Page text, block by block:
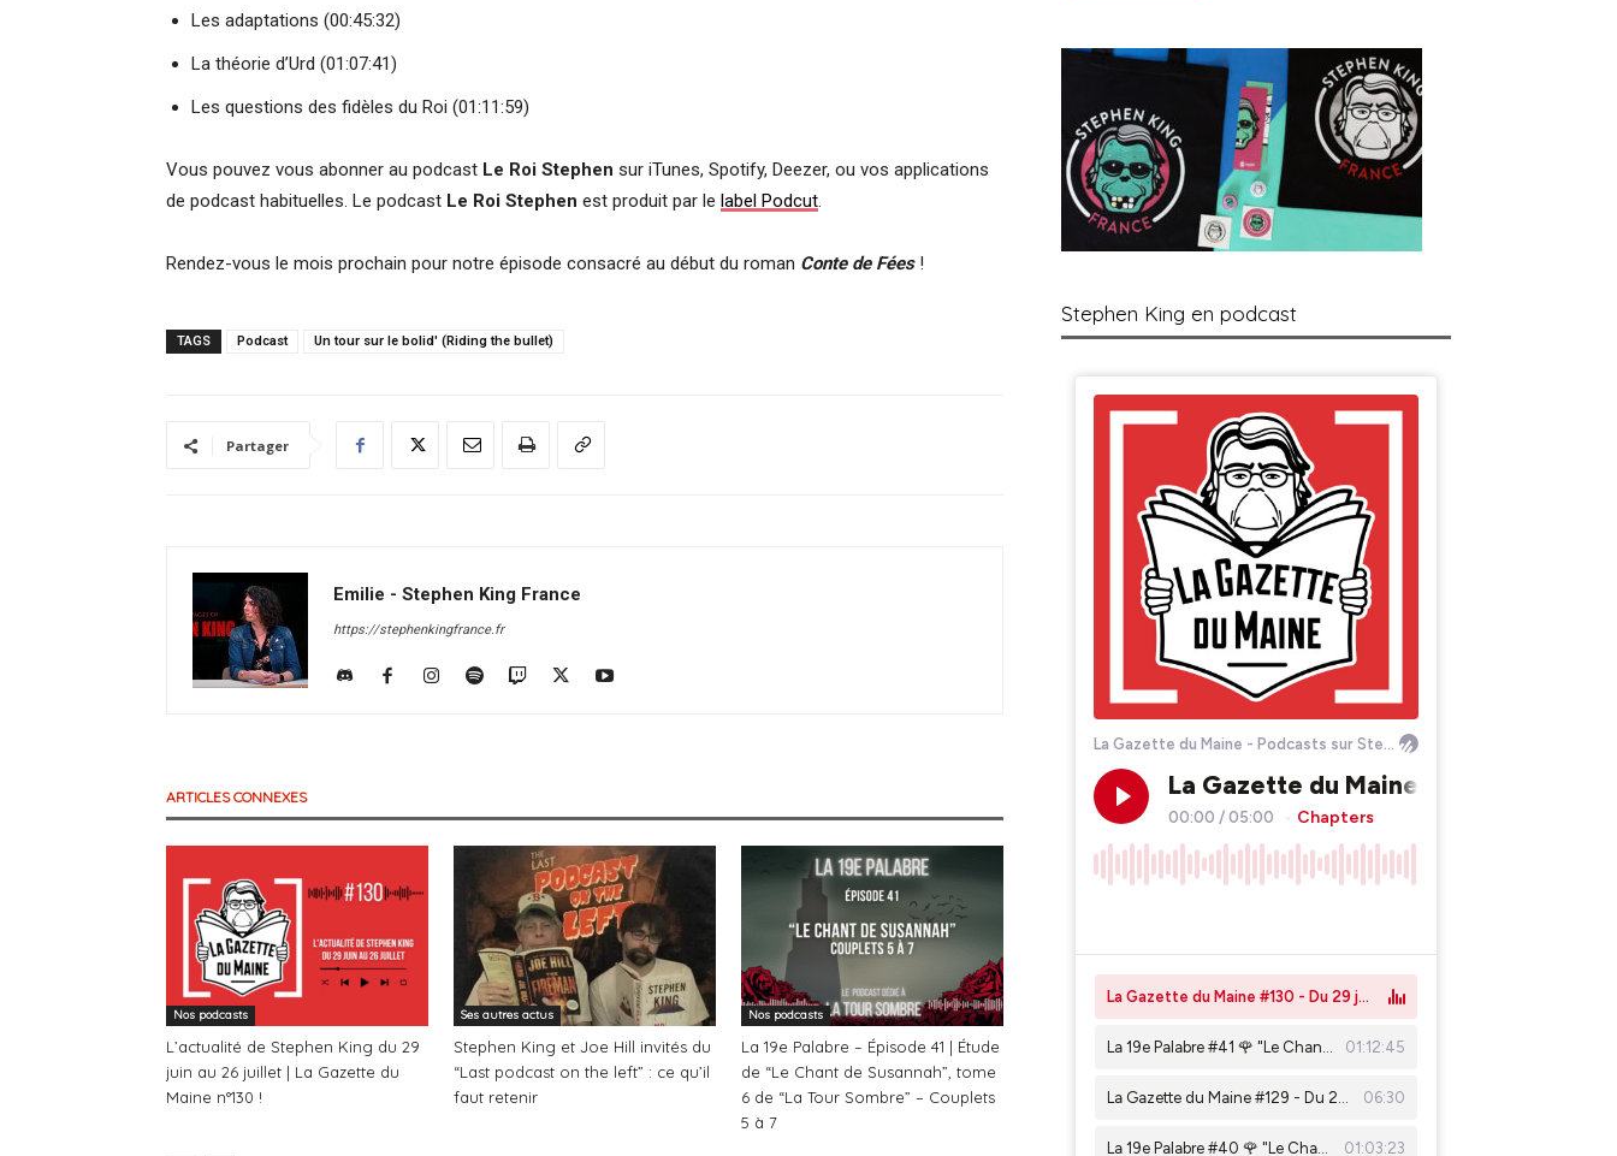
Les adaptations (00:45:32)
La théorie d’Urd (01:07:41)
Les questions des fidèles du Roi (01:11:59)
Vous pouvez vous abonner au podcast Le Roi Stephen sur iTunes, Spotify, Deezer, ou vos applications
de podcast habituelles. Le podcast Le Roi Stephen est produit par le label Podcut.
Rendez-vous le mois prochain pour notre épisode consacré au début du roman Conte de Fées!
TAGS Podcast Un tour sur le bolid' (Riding the bullet)
Partager
Emilie - Stephen King France
https://stephenkingfrance.fr
ARTICLES CONNEXES
Nos podcasts
L’actualité de Stephen King du 29
juin au 26 juillet | La Gazette du
Maine n°130 !
Ses autres actus
Stephen King et Joe Hill invités du
“Last podcast on the left” : ce qu’il
faut retenir
Nos podcasts
La 19e Palabre – Épisode 41 | Étude
de “Le Chant de Susannah”, tome
6 de “La Tour Sombre” – Couplets
5 à 7
Stephen King en podcast